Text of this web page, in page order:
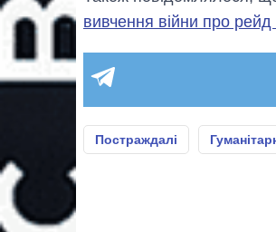
вивчення війни про
Постраждалі